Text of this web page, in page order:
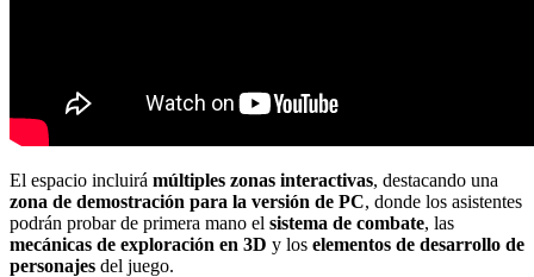
El espacio incluirá múltiples zonas interactivas, destacando una
zona de demostración para la versión de PC, donde los asistentes
podrán probar de primera mano el sistema de combate, las
mecánicas de exploración en 3D y los elementos de desarrollo de
personajes del juego.